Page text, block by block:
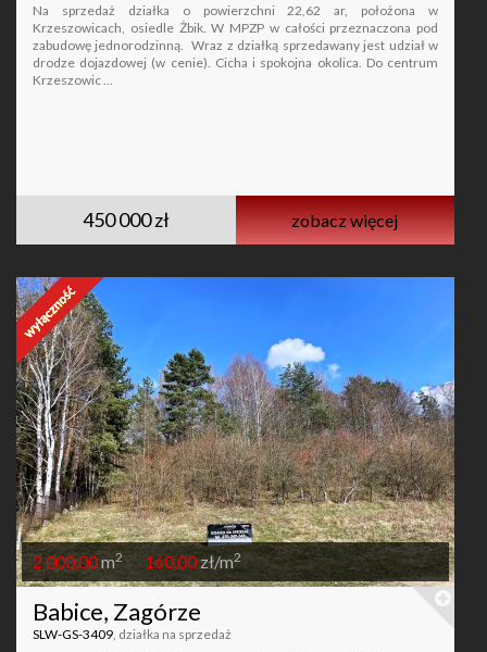
Na sprzedaż działka o powierzchni 22,62 ar, położona w
Krzeszowicach, osiedle Żbik. W MPZP w całości przeznaczona pod
zabudowę jednorodzinną. Wraz z działką sprzedawany jest udział w
drodze dojazdowej (w cenie). Cicha i spokojna okolica. Do centrum
Krzeszowic ...
450 000 zł zobacz więcej
2 000,00m2 160,00zł/m2
Babice, Zagórze
SLW-GS-3409 , działka na sprzedaż